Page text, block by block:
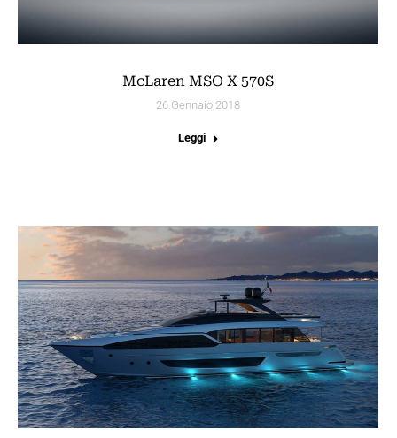
McLaren MSO X 570S
26 Gennaio 2018
Leggi